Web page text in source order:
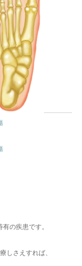
の疾患です。
しさえすれば、